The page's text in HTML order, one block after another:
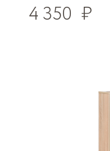
4 350 ₽